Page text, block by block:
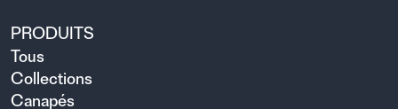
PRODUITS
Tous
Collections
Canapés